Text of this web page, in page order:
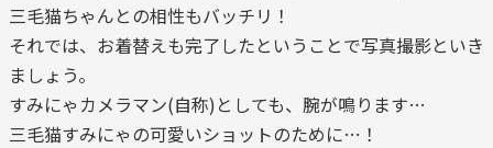
三毛猫ちゃんとの相性もバッチリ！
それでは、お着替えも完了したということで写真撮影といき
ましょう。
すみにゃカメラマン(自称)としても、腕が鳴ります…
三毛猫すみにゃの可愛いショットのために…！